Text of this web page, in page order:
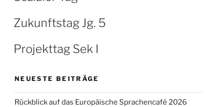
Zukunftstag Jg. 5
Projekttag Sek I
NEUESTE BEITRÄGE
Rückblick auf das Europäische Sprachencafé 2026